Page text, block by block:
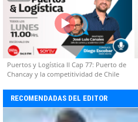
Puertos y Logística II Cap 77: Puerto de
Chancay y la competitividad de Chile
RECOMENDADAS DEL EDITOR